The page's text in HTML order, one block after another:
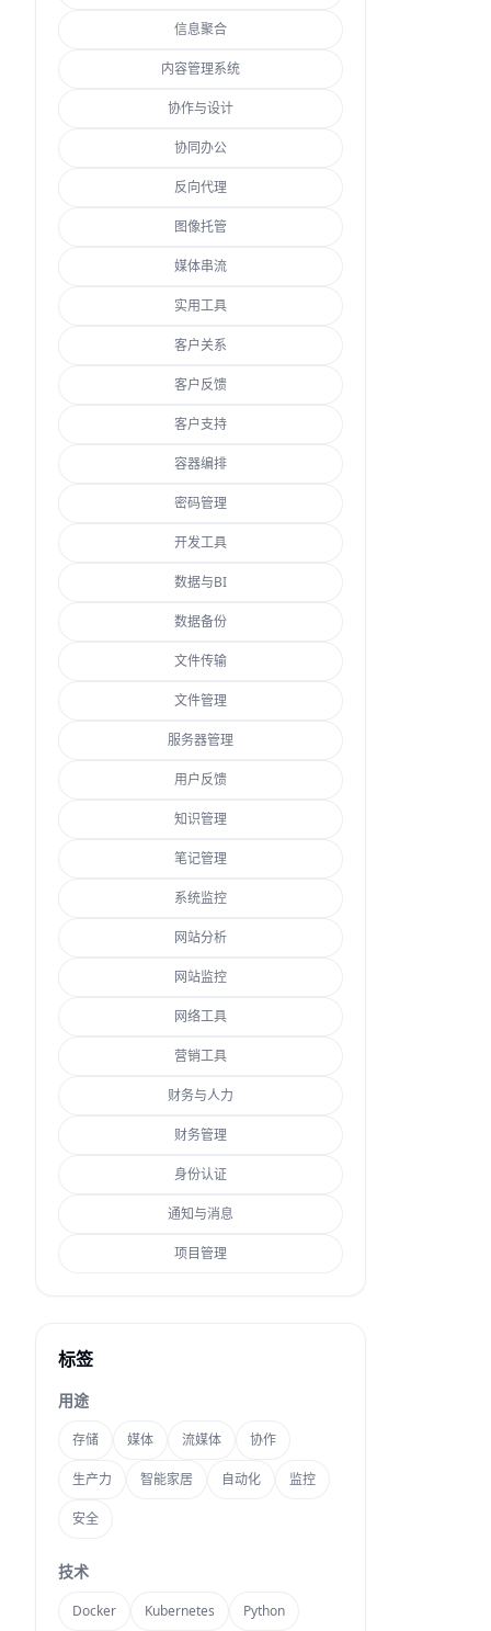
信息聚合
内容管理系统
协作与设计
协同办公
反向代理
图像托管
媒体串流
实用工具
客户关系
客户反馈
客户支持
容器编排
密码管理
开发工具
数据与BI
数据备份
文件传输
文件管理
服务器管理
用户反馈
知识管理
笔记管理
系统监控
网站分析
网站监控
网络工具
营销工具
财务与人力
财务管理
身份认证
通知与消息
项目管理
标签
用途
存储 媒体 流媒体 协作
生产力 智能家居 自动化 监控
安全
技术
Docker Kubernetes Python